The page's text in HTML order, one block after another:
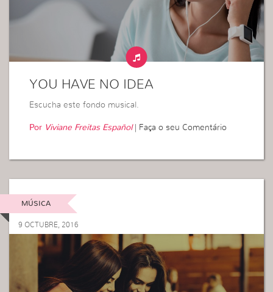
YOU HAVE NO IDEA
Escucha este fondo musical.
Por Viviane Freitas Español| Faça o seu Comentário
MÚSICA
9 OCTUBRE, 2016